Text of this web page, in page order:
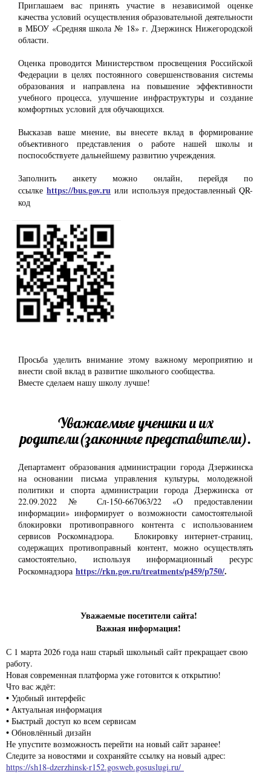
Приглашаем вас принять участие в независимой оценке
качества условий осуществления образовательной деятельности
в МБОУ «Средняя школа № 18» г. Дзержинск Нижегородской
области.
Оценка проводится Министерством просвещения Российской
Федерации в целях постоянного совершенствования системы
образования и направлена на повышение эффективности
учебного процесса, улучшение инфраструктуры и создание
комфортных условий для обучающихся.
Высказав ваше мнение, вы внесете вклад в формирование
объективного представления о работе нашей школы и
поспособствуете дальнейшему развитию учреждения.
Заполнить анкету можно онлайн, перейдя по
ссылкеhttps://bus.gov.ru или используя предоставленный QR-
код
Просьба уделить внимание этому важному мероприятию и
внести свой вклад в развитие школьного сообщества.
Вместе сделаем нашу школу лучше!
Уважаемые ученики и их
родители(законные представители).
Департамент образования администрации города Дзержинска
на основании письма управления культуры, молодежной
политики и спорта администрации города Дзержинска от
22.09.2022 № Сл-150-667063/22 «О предоставлении
информации» информирует о возможности самостоятельной
блокировки противоправного контента с использованием
сервисов Роскомнадзора. Блокировку интернет-страниц,
содержащих противоправный контент, можно осуществлять
самостоятельно, используя информационный ресурс
Роскомнадзора https://rkn.gov.ru/treatments/p459/p750/.
Уважаемые посетители сайта!
Важная информация!
С 1 марта 2026 года наш старый школьный сайт прекращает свою
работу.
Новая современная платформа уже готовится к открытию!
Что вас ждёт:
• Удобный интерфейс
• Актуальная информация
• Быстрый доступ ко всем сервисам
• Обновлённый дизайн
Не упустите возможность перейти на новый сайт заранее!
Следите за новостями и сохраняйте ссылку на новый адрес:
https://sh18-dzerzhinsk-r152.gosweb.gosuslugi.ru/